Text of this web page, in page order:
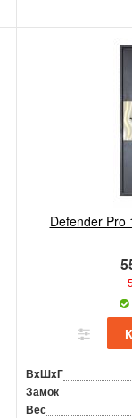
Defender Pro
ВxШxГ
Замок
Вес